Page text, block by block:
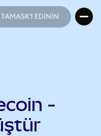
EDİNİN
-